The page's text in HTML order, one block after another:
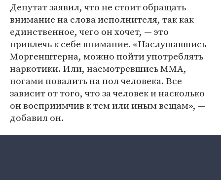
Депутат заявил, что не стоит обращать
внимание на слова исполнителя, так как
единственное, чего он хочет, — это
привлечь к себе внимание. «Наслушавшись
Моргенштерна, можно пойти употреблять
наркотики. Или, насмотревшись ММА,
ногами повалить на пол человека. Все
зависит от того, что за человек и насколько
он восприимчив к тем или иным вещам», —
добавил он.